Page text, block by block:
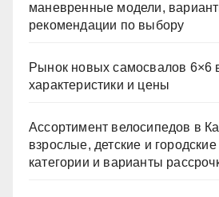
маневренные модели,
рекомендации по выбору
Рынок новых самосвалов 6×6
характеристики и цены
Ассортимент велосипедов в
взрослые, детские и
категории и варианты